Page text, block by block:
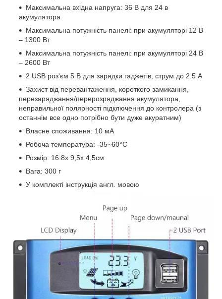
Максимальна вхідна напруга: 36 B для 24 в
акумулятора
Максимальна потужність панелі: при акумуляторі 12 В
– 1300 Вт
Максимальна потужність панелі: при акумуляторі 24 В
– 2600 Вт
2 USB роз'єм 5 В для зарядки гаджетів, струм до 2.5 А
Захист від перевантаження, короткого замикання,
перезаряджання/перерозряджання акумулятора,
неправильної полярності підключення до контролера (з
останнім все одно потрібно бути дуже акуратним)
Власне споживання: 10 мА
Робоча температура: -35~60°C
Розмір: 16.8х 9,5х 4,5см
Вага: 300 г
У комплекті інструкція англ. мовою